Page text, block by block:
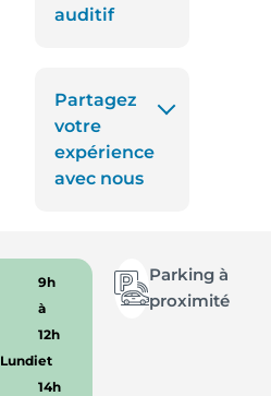
auditif
Partagez
votre
expérience
avec nous
Lundi
9h
à
12h
et
14h
Parking à
proximité